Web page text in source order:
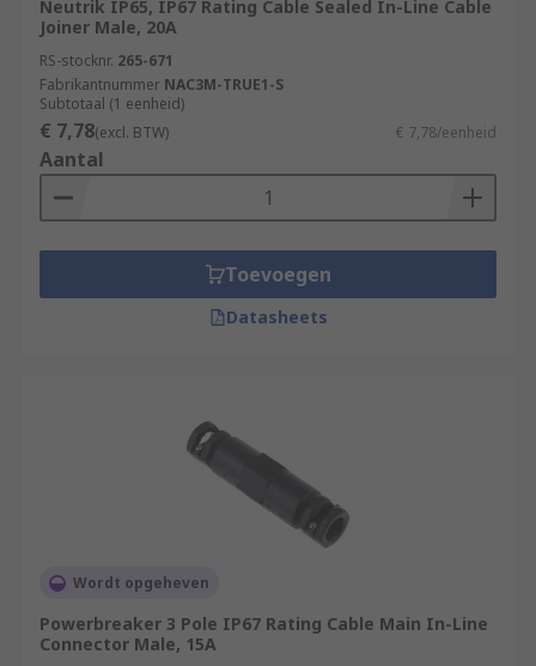
user. Examples of these appliances include radios
and DVD players, as well as various types of
lighting.
Three-pin connectors
Three-pin mains inline connectors are designed
to be used with mains-connected tools and other
earthed appliances without double insulation
(Class 1 appliances), such as ovens, washing
machines and refrigerators.
Neutrik IP65, IP67 Rating Cable Sealed In-Line Cable
Joiner Male, 20A
RS-stocknr. 265-671
Fabrikantnummer NAC3M-TRUE1-S
Subtotaal (1 eenheid)
€ 7,78(excl. BTW) € 7,78/eenheid
Aantal
Toevoegen
Datasheets
Wordt opgeheven
Powerbreaker 3 Pole IP67 Rating Cable Main In-Line
Connector Male, 15A